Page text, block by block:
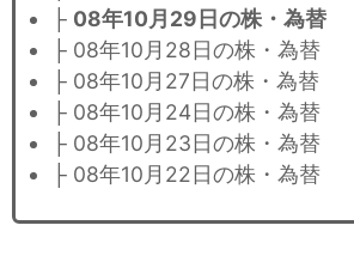
├ 08年10月29日の株・為替
├ 08年10月28日の株・為替
├ 08年10月27日の株・為替
├ 08年10月24日の株・為替
├ 08年10月23日の株・為替
├ 08年10月22日の株・為替